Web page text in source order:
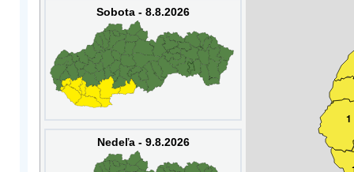
Sobota - 8.8.2026
Nedeľa - 9.8.2026
1